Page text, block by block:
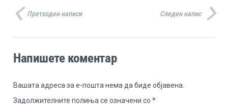
Претходен написи Следен напис
Напишете коментар
Вашата адреса за е-пошта нема да биде објавена.
Задолжителните полиња се означени со*